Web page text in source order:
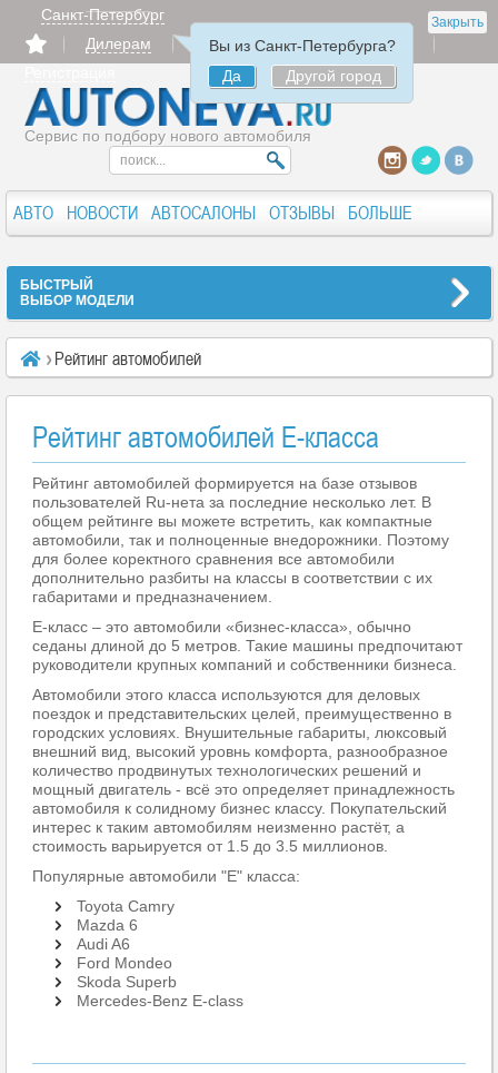
Закрыть
Санкт-Петербург
Вы из Санкт-Петербурга?
Да
Другой город
Дилерам Продать
Авторизация
Сервис по подбору нового автомобиля
АВТО НОВОСТИ АВТОСАЛОНЫ ОТЗЫВЫ БОЛЬШЕ
БЫСТРЫЙ
ВЫБОР МОДЕЛИ
Рейтинг автомобилей
Рейтинг автомобилей E-класса
Рейтинг автомобилей формируется на базе отзывов
пользователей Ru-нета за последние несколько лет. В
общем рейтинге вы можете встретить, как компактные
автомобили, так и полноценные внедорожники. Поэтому
для более коректного сравнения все автомобили
дополнительно разбиты на классы в соответствии с их
габаритами и предназначением.
Е-класс – это автомобили «бизнес-класса», обычно
седаны длиной до 5 метров. Такие машины предпочитают
руководители крупных компаний и собственники бизнеса.
Автомобили этого класса используются для деловых
поездок и представительских целей, преимущественно в
городских условиях. Внушительные габариты, люксовый
внешний вид, высокий уровнь комфорта, разнообразное
количество продвинутых технологических решений и
мощный двигатель - всё это определяет принадлежность
автомобиля к солидному бизнес классу. Покупательский
интерес к таким автомобилям неизменно растёт, а
стоимость варьируется от 1.5 до 3.5 миллионов.
Популярные автомобили "E" класса:
Toyota Camry
Mazda 6
Audi A6
Ford Mondeo
Skoda Superb
Mercedes-Benz E-class